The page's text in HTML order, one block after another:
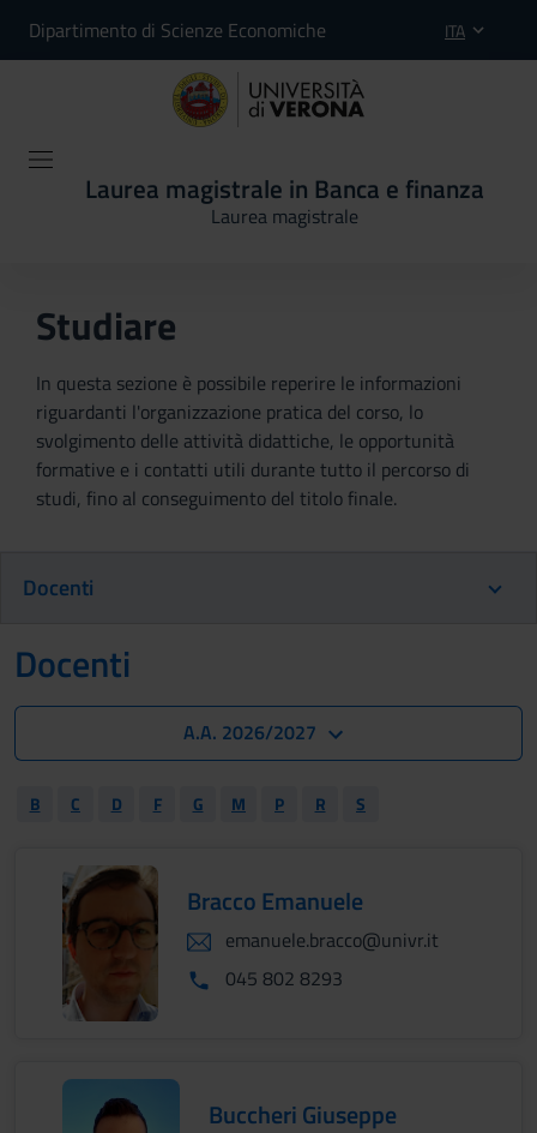
Dipartimento di Scienze Economiche ITA
Laurea magistrale in Banca e finanza
Laurea magistrale
Studiare
In questa sezione è possibile reperire le informazioni
riguardanti l'organizzazione pratica del corso, lo
svolgimento delle attività didattiche, le opportunità
formative e i contatti utili durante tutto il percorso di
studi, fino al conseguimento del titolo finale.
Docenti
Docenti
A.A. 2026/2027
B C D F G M P R S
Bracco Emanuele
emanuele.bracco@univr.it
045 802 8293
Buccheri Giuseppe